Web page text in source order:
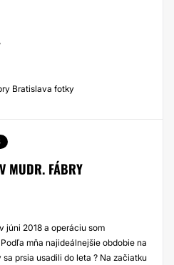
Bratislava fotky
MUDR. FÁBRY
júni 2018 a operáciu som
mňa najideálnejšie obdobie na
prsia usadili do leta ? Na začiatku